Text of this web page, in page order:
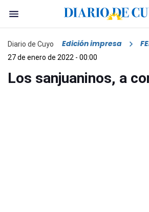
Diario de Cuyo Edición impresa
27 de enero de 2022 - 00:00
Los sanjuaninos, a